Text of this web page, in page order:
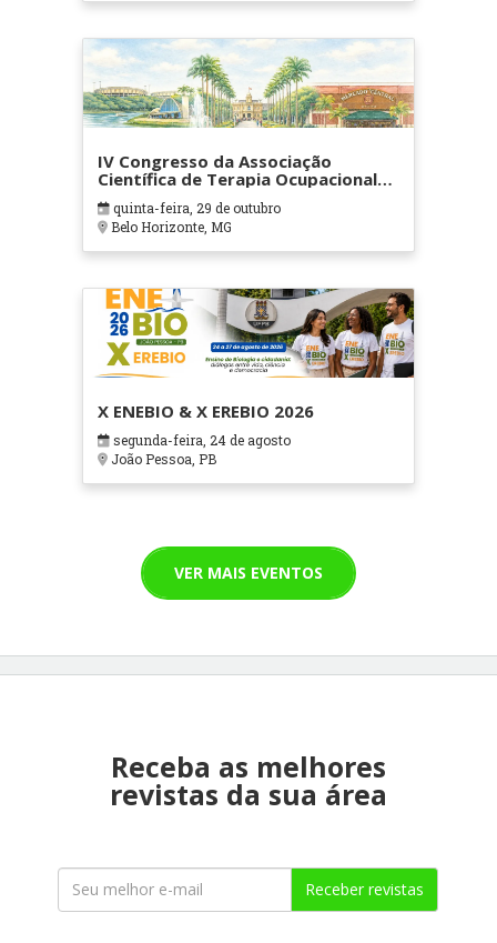
IV Congresso da Associação
Científica de Terapia Ocupacional
em Contextos Hospitalares e
Cuidados Paliativos - ATOHOSP
quinta-feira, 29 de outubro
Belo Horizonte, MG
X ENEBIO & X EREBIO 2026
segunda-feira, 24 de agosto
João Pessoa, PB
VER MAIS EVENTOS
Receba as melhores
revistas da sua área
Receber revistas